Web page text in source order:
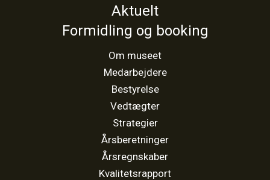
Aktuelt
Formidling og booking
Om museet
Medarbejdere
Bestyrelse
Vedtægter
Strategier
Årsberetninger
Årsregnskaber
Kvalitetsrapport